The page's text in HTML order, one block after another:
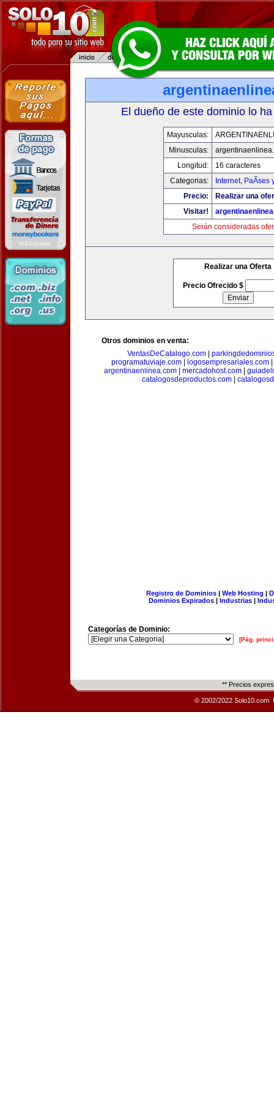
El dueño de este dominio lo
Mayusculas:
Minusculas:
Longitud:
16 caracteres
Categorias:
Internet, PaÃ­ses
Precio:
Realizar una
Visitar!
Serán consideradas
Realizar una Oferta
Precio Ofrecido $
Otros dominios en venta:
VentasDeCatalogo.com|
programatuviaje.com| logosempresariales.com|
argentinaenlinea.com| mercadohost.com|
catalogosdeproductos.com
Registro de Dominios| Web Hosting |
Dominios Expirados | Industrias |
Categorías de Dominio:
[Pág.
** Precios
© 2002/2022 Solo10.com